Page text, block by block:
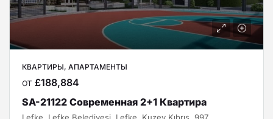
КВАРТИРЫ, АПАРТАМЕНТЫ
от £188,884
SA-21122 Современная 2+1 Квартира